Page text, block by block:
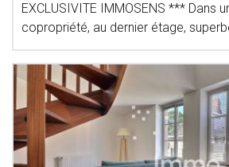
EXCLUSIVITE IMMOSENS *** Dans
copropriété, au dernier étage,